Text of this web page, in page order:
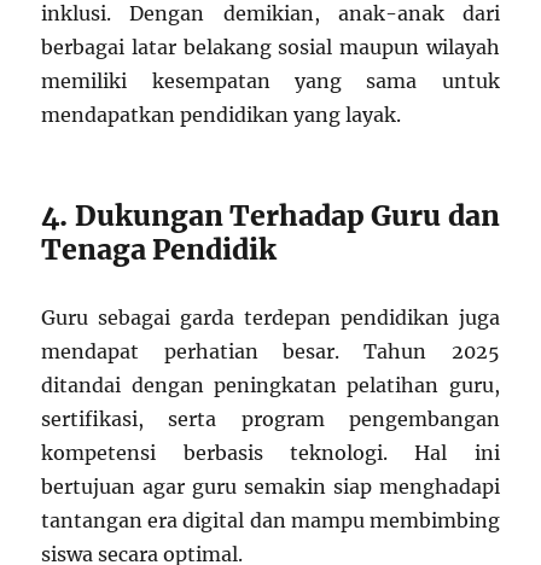
inklusi. Dengan demikian, anak-anak dari
berbagai latar belakang sosial maupun wilayah
memiliki kesempatan yang sama untuk
mendapatkan pendidikan yang layak.
4. Dukungan Terhadap Guru dan
Tenaga Pendidik
Guru sebagai garda terdepan pendidikan juga
mendapat perhatian besar. Tahun 2025
ditandai dengan peningkatan pelatihan guru,
sertifikasi, serta program pengembangan
kompetensi berbasis teknologi. Hal ini
bertujuan agar guru semakin siap menghadapi
tantangan era digital dan mampu membimbing
siswa secara optimal.